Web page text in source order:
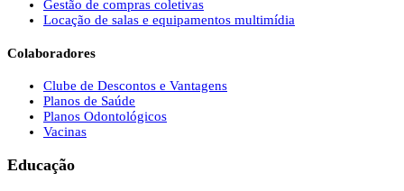
Gestão de compras coletivas
Locação de salas e equipamentos multimídia
Colaboradores
Clube de Descontos e Vantagens
Planos de Saúde
Planos Odontológicos
Vacinas
Educação